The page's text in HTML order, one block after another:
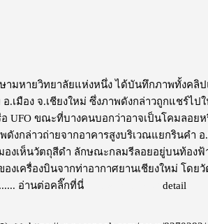
ามหายวิทยาลัยแห่งหนึ่ง ได้บันทึกภาพทั้งคลิ
มือง จ.เชียงใหม่ ซึ่งภาพดังกล่าวถูกแชร์ไปใ
UFO ขณะที่บางคนบอกว่าอาจเป็นโคมลอ
ดังกล่าวถ่ายจากอาคารสูงบริเวณแยกรินคำ อ
งเห็นวัตถุสีดำ ลักษณะกลมรีลอยอยู่บนท้องฟ้
งเครื่องบินจากท่าอากาศยานเชียงใหม่ โดย
อ่านต่อคลิ๊กที่นี่ detail